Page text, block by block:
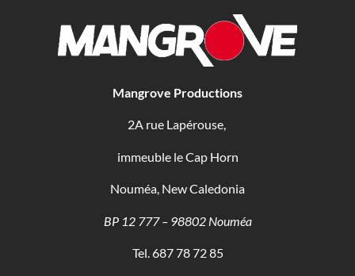
Mangrove Productions
2A rue Lapérouse,
immeuble le Cap Horn
Nouméa, New Caledonia
BP 12 777 – 98802 Nouméa
Tel. 687 78 72 85